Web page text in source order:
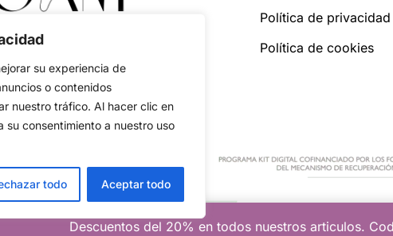
su experiencia de
o contenidos
nuestro tráfico. Al hacer clic en
su consentimiento a nuestro uso
todo Aceptar todo
Descuentos del 20% en todos nuestros articulos.
Política de privacidad
Política de cookies